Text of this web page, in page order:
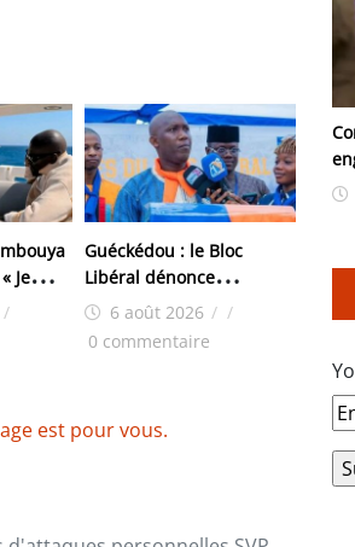
Je
au
notre
/
Guéckédou : le Bloc
Libéral dénonce
l’arrestation de trois de
ses responsables
6 août 2026 / /
0 commentaire
est pour vous.